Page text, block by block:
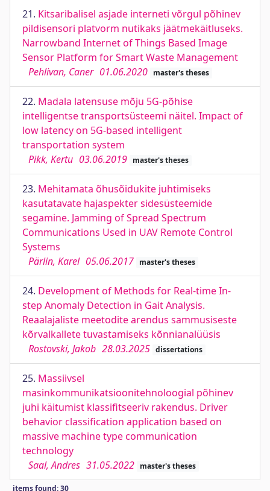
21. Kitsaribalisel asjade interneti võrgul põhinev
pildisensori platvorm nutikaks jäätmekäitluseks.
Narrowband Internet of Things Based Image
Sensor Platform for Smart Waste Management
Pehlivan, Caner 01.06.2020 master's theses
22. Madala latensuse mõju 5G-põhise
intelligentse transportsüsteemi näitel. Impact of
low latency on 5G-based intelligent
transportation system
Pikk, Kertu 03.06.2019 master's theses
23. Mehitamata õhusõidukite juhtimiseks
kasutatavate hajaspekter sidesüsteemide
segamine. Jamming of Spread Spectrum
Communications Used in UAV Remote Control
Systems
Pärlin, Karel 05.06.2017 master's theses
24. Development of Methods for Real-time In-
step Anomaly Detection in Gait Analysis.
Reaalajaliste meetodite arendus sammusiseste
kõrvalkallete tuvastamiseks kõnnianalüüsis
Rostovski, Jakob 28.03.2025 dissertations
25. Massiivsel
masinkommunikatsioonitehnoloogial põhinev
juhi käitumist klassifitseeriv rakendus. Driver
behavior classification application based on
massive machine type communication
technology
Saal, Andres 31.05.2022 master's theses
items found: 30